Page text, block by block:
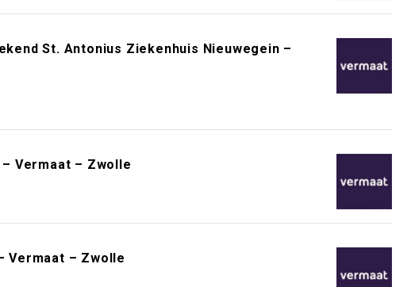
St. Antonius Ziekenhuis Nieuwegein –
Vermaat – Zwolle
Vermaat – Zwolle